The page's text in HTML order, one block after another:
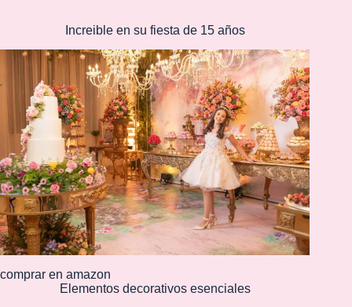
Increible en su fiesta de 15 años
comprar en amazon
Elementos decorativos esenciales